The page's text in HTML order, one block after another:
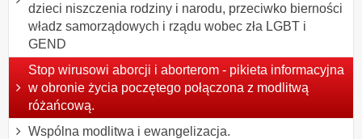
dzieci niszczenia rodziny i narodu, przeciwko bierności
władz samorządowych i rządu wobec zła LGBT i
GEND
Stop wirusowi aborcji i aborterom - pikieta informacyjna
w obronie życia poczętego połączona z modlitwą
różańcową.
Wspólna modlitwa i ewangelizacja.